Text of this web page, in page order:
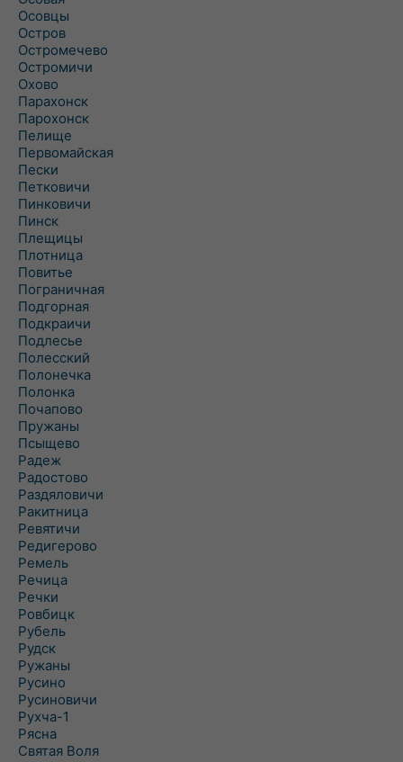
Осовцы
Остров
Остромечево
Остромичи
Охово
Парахонск
Парохонск
Пелище
Первомайская
Пески
Петковичи
Пинковичи
Пинск
Плещицы
Плотница
Повитье
Пограничная
Подгорная
Подкраичи
Подлесье
Полесский
Полонечка
Полонка
Почапово
Пружаны
Псыщево
Радеж
Радостово
Раздяловичи
Ракитница
Ревятичи
Редигерово
Ремель
Речица
Речки
Ровбицк
Рубель
Рудск
Ружаны
Русино
Русиновичи
Рухча-1
Рясна
Святая Воля